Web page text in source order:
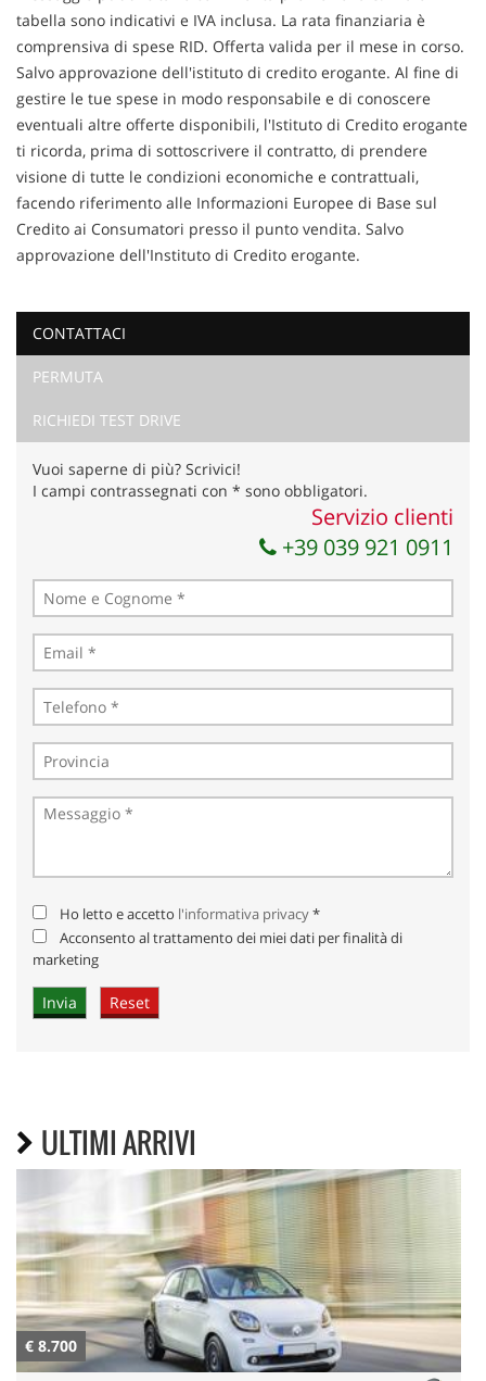
Ho letto e accetto
marketing
Invia la tua richiesta
tabella sono indicativi e IVA inclusa. La rata finanziaria è
comprensiva di spese RID. Offerta valida per il mese in corso.
Salvo approvazione dell'istituto di credito erogante. Al fine di
gestire le tue spese in modo responsabile e di conoscere
eventuali altre offerte disponibili, l'Istituto di Credito erogante
ti ricorda, prima di sottoscrivere il contratto, di prendere
visione di tutte le condizioni economiche e contrattuali,
facendo riferimento alle Informazioni Europee di Base sul
Credito ai Consumatori presso il punto vendita. Salvo
approvazione dell'Instituto di Credito erogante.
CONTATTACI
PERMUTA
RICHIEDI TEST DRIVE
Vuoi saperne di più? Scrivici!
I campi contrassegnati con * sono obbligatori.
Servizio clienti
+39 039 921 0911
Ho letto e accetto l'informativa privacy*
Acconsento al trattamento dei miei dati per finalità di
marketing
ULTIMI ARRIVI
€ 8.700